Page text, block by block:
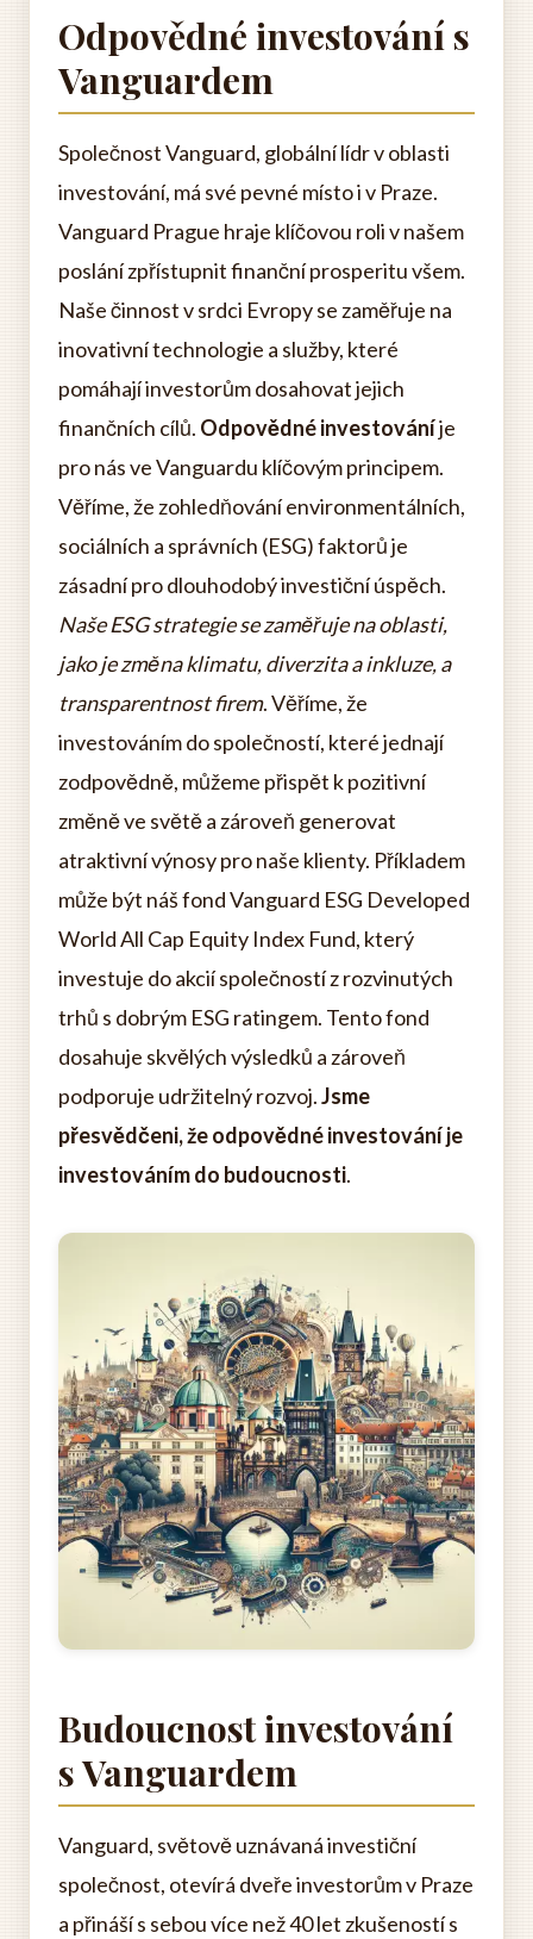
Odpovědné investování s
Vanguardem
Společnost Vanguard, globální lídr v oblasti
investování, má své pevné místo i v Praze.
Vanguard Prague hraje klíčovou roli v našem
poslání zpřístupnit finanční prosperitu všem.
Naše činnost v srdci Evropy se zaměřuje na
inovativní technologie a služby, které
pomáhají investorům dosahovat jejich
finančních cílů. Odpovědné investováníje
pro nás ve Vanguardu klíčovým principem.
Věříme, že zohledňování environmentálních,
sociálních a správních (ESG) faktorů je
zásadní pro dlouhodobý investiční úspěch.
Naše ESG strategie se zaměřuje na oblasti,
jako je změna klimatu, diverzita a inkluze, a
transparentnost firem. Věříme, že
investováním do společností, které jednají
zodpovědně, můžeme přispět k pozitivní
změně ve světě a zároveň generovat
atraktivní výnosy pro naše klienty. Příkladem
může být náš fond Vanguard ESG Developed
World All Cap Equity Index Fund, který
investuje do akcií společností z rozvinutých
trhů s dobrým ESG ratingem. Tento fond
dosahuje skvělých výsledků a zároveň
podporuje udržitelný rozvoj.Jsme
přesvědčeni, že odpovědné investování je
investováním do budoucnosti.
Budoucnost investování
s Vanguardem
Vanguard, světově uznávaná investiční
společnost, otevírá dveře investorům v Praze
a přináší s sebou více než 40 let zkušeností s